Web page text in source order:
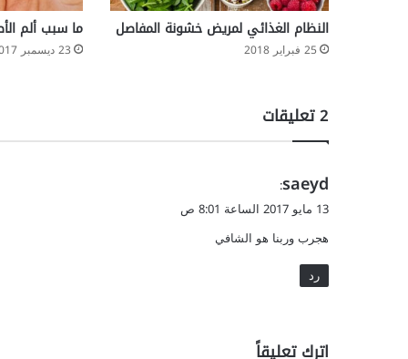
النظام الغذائي لمريض خشونة المفاصل
25 فبراير 2018
ما سبب ألم
23 ديسمبر 2017
‫2 تعليقات
ي
ق
ل
saeyd
:
13 مايو 2017 الساعة 8:01 ص
هجرب وربنا هو الشافي
رد
اترك تعليقاً